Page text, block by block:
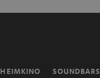
HEIMKINO SOUNDBARS